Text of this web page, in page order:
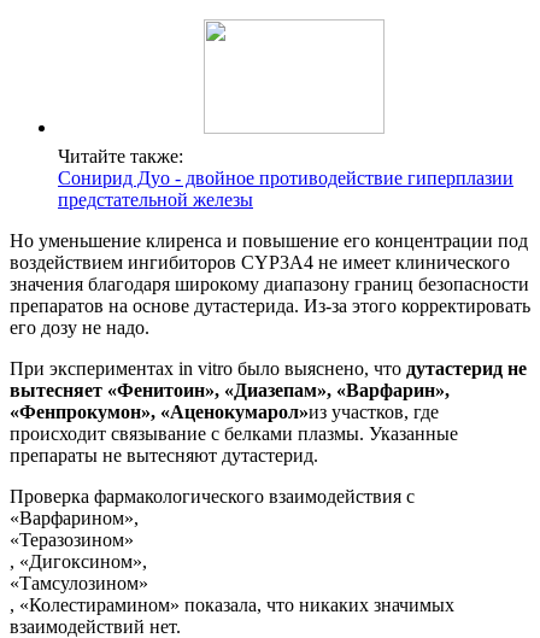
Читайте также:
Сонирид Дуо - двойное противодействие гиперплазии
предстательной железы
Но уменьшение клиренса и повышение его концентрации под
воздействием ингибиторов CYP3A4 не имеет клинического
значения благодаря широкому диапазону границ безопасности
препаратов на основе дутастерида. Из-за этого корректировать
его дозу не надо.
При экспериментах in vitro было выяснено, что дутастерид не
вытесняет «Фенитоин», «Диазепам», «Варфарин»,
«Фенпрокумон», «Аценокумарол»из участков, где
происходит связывание с белками плазмы. Указанные
препараты не вытесняют дутастерид.
Проверка фармакологического взаимодействия с
«Варфарином»,
«Теразозином»
, «Дигоксином»,
«Тамсулозином»
, «Колестирамином» показала, что никаких значимых
взаимодействий нет.